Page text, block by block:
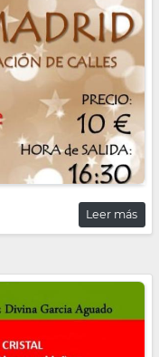
Leer más